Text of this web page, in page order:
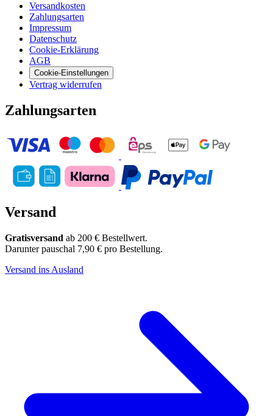
Versandkosten
Zahlungsarten
Impressum
Datenschutz
Cookie-Erklärung
AGB
Cookie-Einstellungen
Vertrag widerrufen
Zahlungsarten
Versand
Gratisversand ab 200 € Bestellwert.
Darunter pauschal 7,90 € pro Bestellung.
Versand ins Ausland